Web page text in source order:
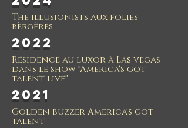
The illusionists aux folies
bèrgères
2022
Résidence au luxor à Las vegas
dans le show "America's got
talent live"
2021
Golden buzzer America's got
talent